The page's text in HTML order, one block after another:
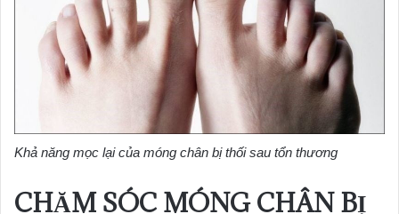
Khả năng mọc lại của móng chân bị thối sau tổn thương
CHĂM SÓC MÓNG CHÂN BỊ